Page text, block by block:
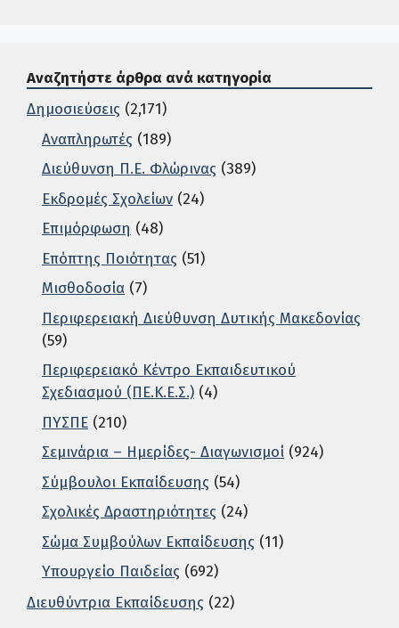
Αναζητήστε άρθρα ανά κατηγορία
Δημοσιεύσεις (2,171)
Αναπληρωτές (189)
Διεύθυνση Π.Ε. Φλώρινας (389)
Εκδρομές Σχολείων (24)
Επιμόρφωση (48)
Επόπτης Ποιότητας (51)
Μισθοδοσία (7)
Περιφερειακή Διεύθυνση Δυτικής Μακεδονίας
(59)
Περιφερειακό Κέντρο Εκπαιδευτικού
Σχεδιασμού (ΠΕ.Κ.Ε.Σ.) (4)
ΠΥΣΠΕ (210)
Σεμινάρια – Ημερίδες- Διαγωνισμοί (924)
Σύμβουλοι Εκπαίδευσης (54)
Σχολικές Δραστηριότητες (24)
Σώμα Συμβούλων Εκπαίδευσης (11)
Υπουργείο Παιδείας (692)
Διευθύντρια Εκπαίδευσης (22)